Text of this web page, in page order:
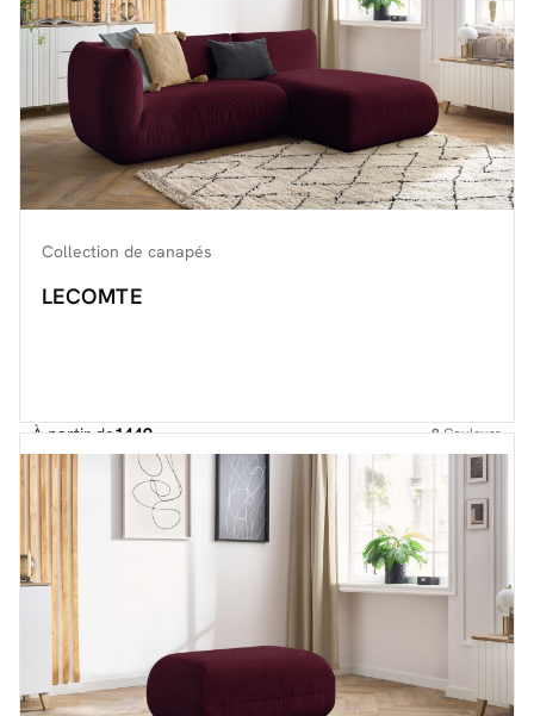
Collection de canapés
LECOMTE
À partir de1449.- 8Couleurs
Découvrir toute la collection